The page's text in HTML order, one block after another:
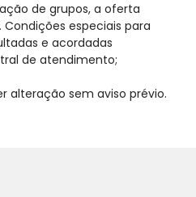
de grupos, a oferta
especiais para
e acordadas
de atendimento;
alteração sem aviso prévio.